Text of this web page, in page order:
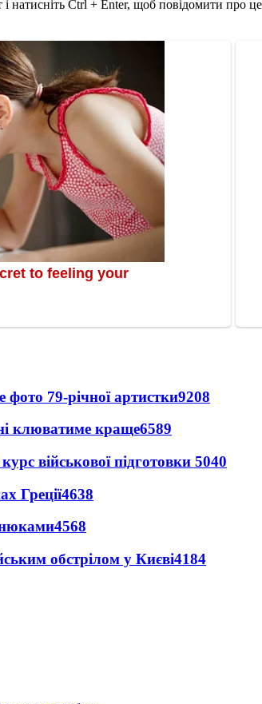
натисніть Ctrl + Enter, щоб повідомити про
79-річної артистки9208
клюватиме краще6589
військової підготовки 5040
Греції4638
4568
обстрілом у Києві4184